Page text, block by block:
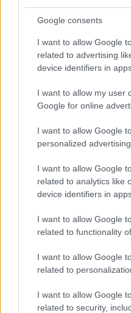
Google consents
I want to allow Google
related to advertising
device identifiers in
I want to allow my user
Google for online
I want to allow Google
personalized advertising.
I want to allow Google
related to analytics like
device identifiers in
I want to allow Google
related to functionality
I want to allow Google
related to
I want to allow Google
related to security,
Malescomics 2026:
Vigezzo
NERD NEWS